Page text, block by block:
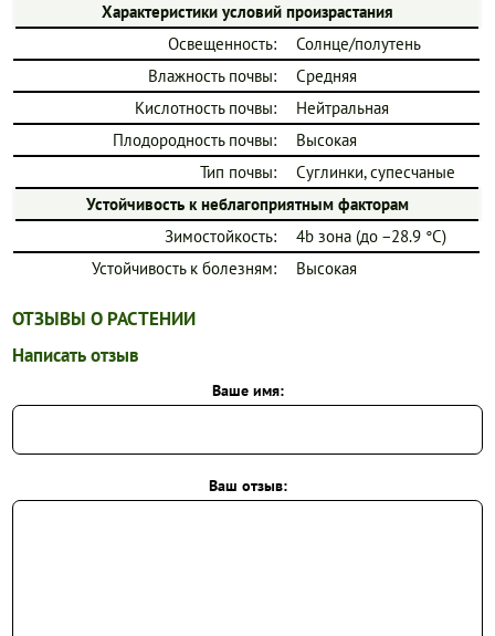
Характеристики условий произрастания
Освещенность:
Солнце/полутень
Влажность почвы:
Средняя
Кислотность почвы:
Нейтральная
Плодородность почвы:
Высокая
Тип почвы:
Суглинки, супесчаные
Устойчивость к неблагоприятным факторам
Зимостойкость:
4b зона (до −28.9 °C)
Устойчивость к болезням:
Высокая
ОТЗЫВЫ О РАСТЕНИИ
Написать отзыв
Ваше имя:
Ваш отзыв: